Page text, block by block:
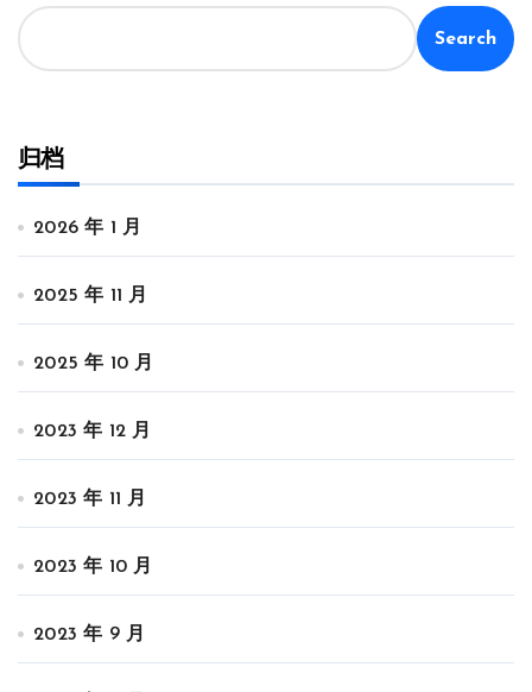
Search
归档
2026 年 1 月
2025 年 11 月
2025 年 10 月
2023 年 12 月
2023 年 11 月
2023 年 10 月
2023 年 9 月